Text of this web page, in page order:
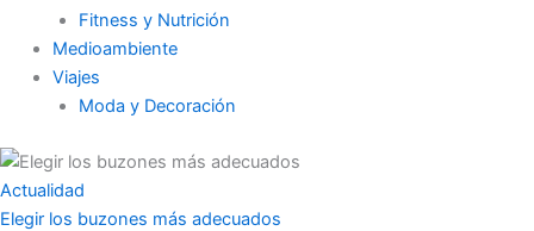
Fitness y Nutrición
Medioambiente
Viajes
Moda y Decoración
Actualidad
Elegir los buzones más adecuados